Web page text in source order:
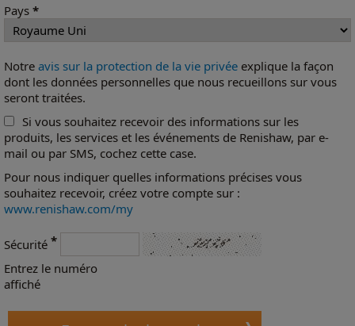
Pays *
Notre avis sur la protection de la vie privée explique la façon
dont les données personnelles que nous recueillons sur vous
seront traitées.
Si vous souhaitez recevoir des informations sur les
produits, les services et les événements de Renishaw, par e-
mail ou par SMS, cochez cette case.
Pour nous indiquer quelles informations précises vous
souhaitez recevoir, créez votre compte sur :
www.renishaw.com/my
Sécurité *
Entrez le numéro
affiché